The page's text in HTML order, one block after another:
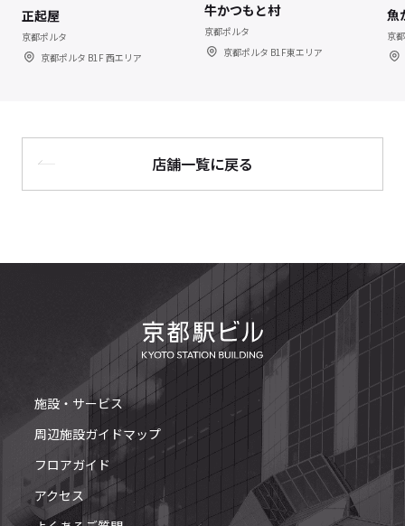
正起屋
京都ポルタ
京都ポルタ B1F 西エリア
牛かつもと村
京都ポルタ
京都ポルタ B1F東エリア
魚
京
店舗一覧に戻る
施設・サービス
周辺施設ガイドマップ
フロアガイド
アクセス